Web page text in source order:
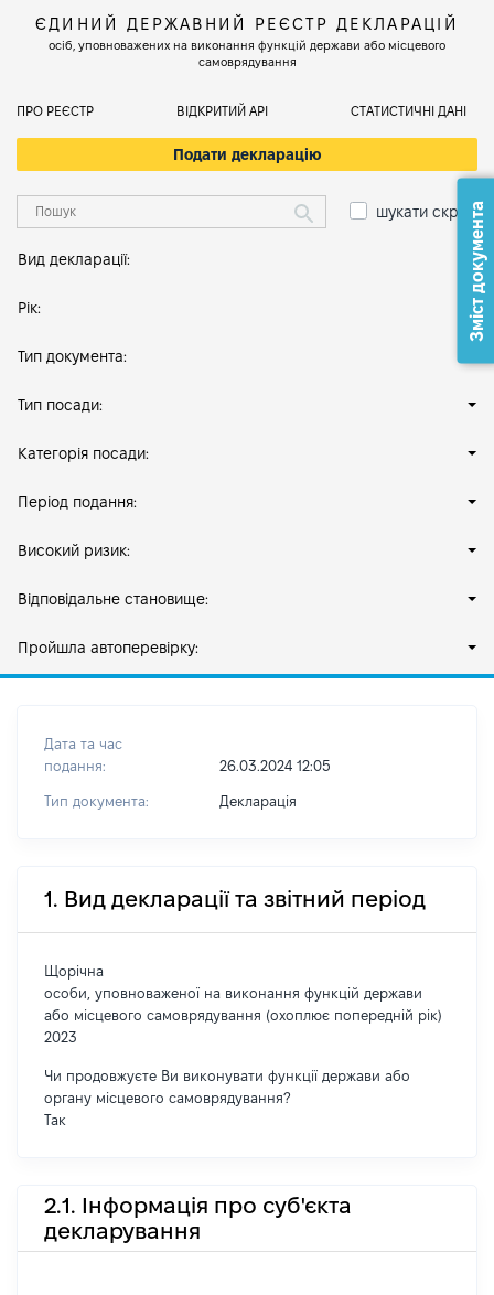
ЄДИНИЙ ДЕРЖАВНИЙ РЕЄСТР ДЕКЛАРАЦІЙ
осіб, уповноважених на виконання функцій держави або місцевого
самоврядування
ПРО РЕЄСТР ВІДКРИТИЙ АРІ СТАТИСТИЧНІ ДАНІ
Подати декларацію
шукати скрізь
Вид декларації:
Рік:
Тип документа:
Тип посади:
Категорія посади:
Період подання:
Високий ризик:
Відповідальне становище:
Пройшла автоперевірку:
Дата та час
подання:
26.03.2024 12:05
Тип документа: Декларація
1. Вид декларації та звітний період
Щорічна
особи, уповноваженої на виконання функцій держави
або місцевого самоврядування (охоплює попередній рік)
2023
Чи продовжуєте Ви виконувати функції держави або
органу місцевого самоврядування?
Так
2.1. Інформація про суб'єкта
декларування
Зміст документа